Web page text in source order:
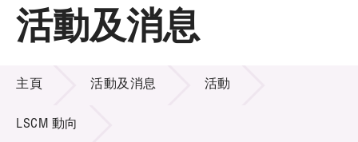
主頁
關於LSCM
技術商品化
項目及資助計劃
活動及消息
活動及消息
主頁 活動及消息 活動
LSCM 動向